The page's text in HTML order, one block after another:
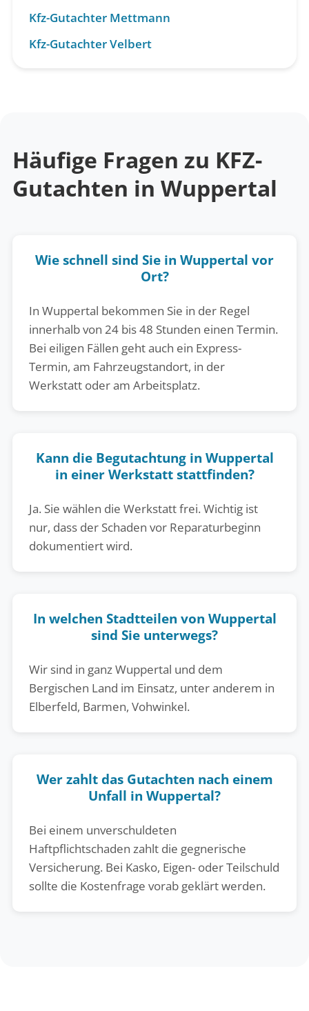
Kfz-Gutachter Mettmann
Kfz-Gutachter Velbert
Häufige Fragen zu KFZ-
Gutachten in Wuppertal
Wie schnell sind Sie in Wuppertal vor
Ort?
In Wuppertal bekommen Sie in der Regel
innerhalb von 24 bis 48 Stunden einen Termin.
Bei eiligen Fällen geht auch ein Express-
Termin, am Fahrzeugstandort, in der
Werkstatt oder am Arbeitsplatz.
Kann die Begutachtung in Wuppertal
in einer Werkstatt stattfinden?
Ja. Sie wählen die Werkstatt frei. Wichtig ist
nur, dass der Schaden vor Reparaturbeginn
dokumentiert wird.
In welchen Stadtteilen von Wuppertal
sind Sie unterwegs?
Wir sind in ganz Wuppertal und dem
Bergischen Land im Einsatz, unter anderem in
Elberfeld, Barmen, Vohwinkel.
Wer zahlt das Gutachten nach einem
Unfall in Wuppertal?
Bei einem unverschuldeten
Haftpflichtschaden zahlt die gegnerische
Versicherung. Bei Kasko, Eigen- oder Teilschuld
sollte die Kostenfrage vorab geklärt werden.